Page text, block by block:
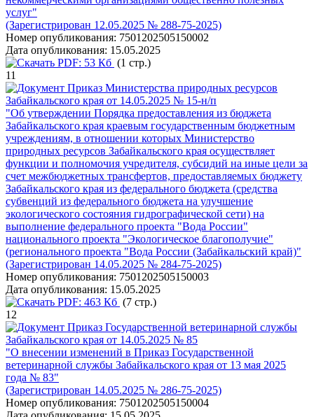
услуг"
(Зарегистрирован 12.05.2025 № 288-75-2025)
Номер опубликования: 7501202505150002
Дата опубликования: 15.05.2025
PDF: 53 Кб (1 стр.)
11
Приказ Министерства природных ресурсов
Забайкальского края от 14.05.2025 № 15-н/п
"Об утверждении Порядка предоставления из бюджета
Забайкальского края краевым государственным бюджетным
учреждениям, в отношении которых Министерство
природных ресурсов Забайкальского края осуществляет
функции и полномочия учредителя, субсидий на иные цели за
счет межбюджетных трансфертов, предоставляемых бюджету
Забайкальского края из федерального бюджета (средства
субвенций из федерального бюджета на улучшение
экологического состояния гидрографической сети) на
выполнение федерального проекта "Вода России"
национального проекта "Экологическое благополучие"
(регионального проекта "Вода России (Забайкальский край)"
(Зарегистрирован 14.05.2025 № 284-75-2025)
Номер опубликования: 7501202505150003
Дата опубликования: 15.05.2025
PDF: 463 Кб (7 стр.)
12
Приказ Государственной ветеринарной службы
Забайкальского края от 14.05.2025 № 85
"О внесении изменений в Приказ Государственной
ветеринарной службы Забайкальского края от 13 мая 2025
года № 83"
(Зарегистрирован 14.05.2025 № 286-75-2025)
Номер опубликования: 7501202505150004